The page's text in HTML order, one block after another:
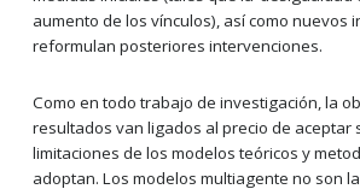
aumento de los vínculos), así como nuevos
reformulan posteriores intervenciones.
Como en todo trabajo de investigación, la
resultados van ligados al precio de aceptar
limitaciones de los modelos teóricos y
adoptan. Los modelos multiagente no son